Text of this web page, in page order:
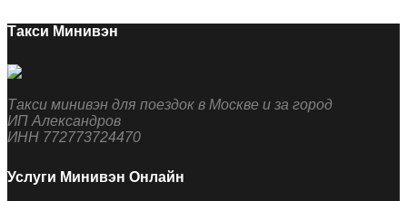
Такси Минивэн
Такси минивэн для поездок в Москве и за город
ИП Александров
ИНН 772773724470
Услуги Минивэн Онлайн